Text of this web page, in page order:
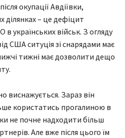
окупації Авдіївки,
ділянках – це дефіцит
українських військ. З огляду
США ситуція зі снарядами має
тижні має дозволити дещо
виснажується. Зараз він
користатись прогалиною в
не почне надходити більш
Але вже після цього їм